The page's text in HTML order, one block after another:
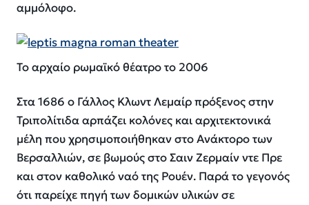
αμμόλοφο.
Το αρχαίο ρωμαϊκό θέατρο το 2006
Στα 1686 ο Γάλλος Κλωντ Λεμαίρ πρόξενος στην
Τριπολίτιδα αρπάζει κολόνες και αρχιτεκτονικά
μέλη που χρησιμοποιήθηκαν στο Ανάκτορο των
Βερσαλλιών, σε βωμούς στο Σαιν Ζερμαίν ντε Πρε
και στον καθολικό ναό της Ρουέν. Παρά το γεγονός
ότι παρείχε πηγή των δομικών υλικών σε